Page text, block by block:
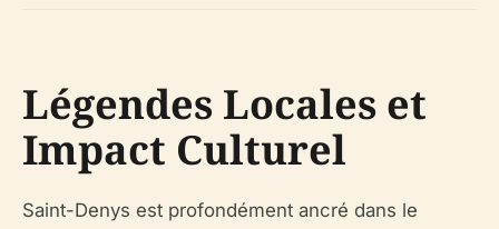
Légendes Locales et
Impact Culturel
Saint-Denys est profondément ancré dans le